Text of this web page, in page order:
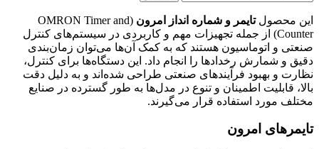
این محصول تایمر و شماره انداز امرون
(OMRON Timer and
Counter) از جمله تجهیزات مهم و کاربردی در سیستم‌های کنترل
صنعتی و اتوماسیون هستند که به کمک آن‌ها می‌توان زمان‌بندی
دقیق و شمارش رخدادها را انجام داد. این دستگاه‌ها برای کنترل،
نظارت و بهبود فرآیندهای صنعتی طراحی شده‌اند و به دلیل دقت
بالا، قابلیت اطمینان و تنوع در مدل‌ها به طور گسترده در صنایع
مختلف مورد استفاده قرار می‌گیرند.
تایمرهای امرون